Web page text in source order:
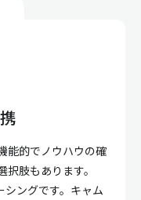
能的でノウハウの確
肢もあります。
ングです。キャム